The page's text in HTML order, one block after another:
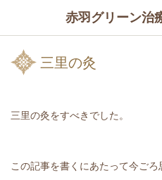
赤羽グリーン治
三里の灸
三里の灸をすべきでした。
この記事を書くにあたって今ごろ